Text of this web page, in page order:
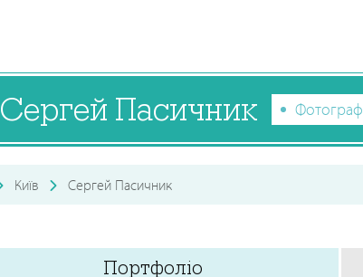
Сергей Пасичник Фотограф
Київ Сергей Пасичник
Портфоліо